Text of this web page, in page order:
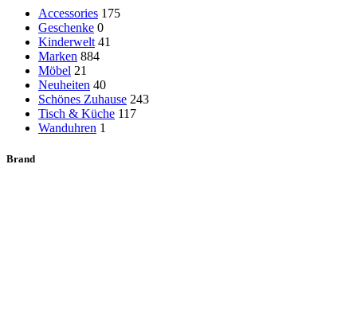
Accessories 175
Geschenke 0
Kinderwelt 41
Marken 884
Möbel 21
Neuheiten 40
Schönes Zuhause 243
Tisch & Küche 117
Wanduhren 1
Brand